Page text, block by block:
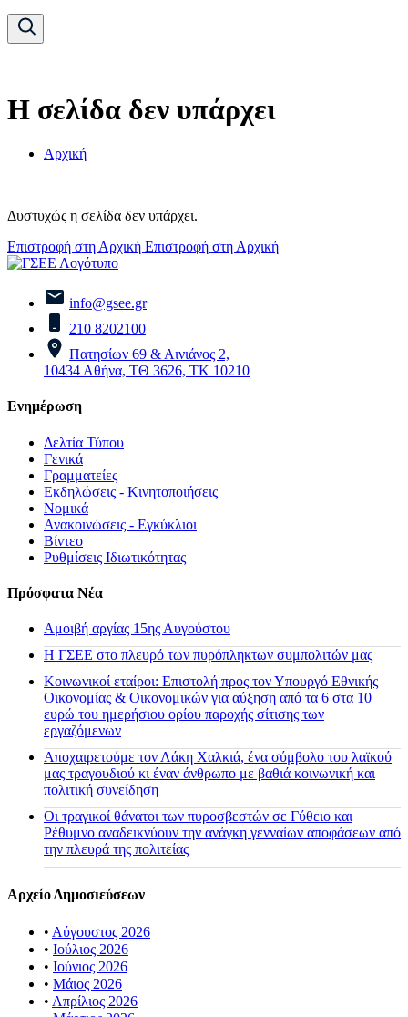
Η σελίδα δεν υπάρχει
Αρχική
Δυστυχώς η σελίδα δεν υπάρχει.
Επιστροφή στη Αρχική Επιστροφή στη Αρχική
info@gsee.gr
210 8202100
Πατησίων 69 & Αινιάνος 2,
10434 Αθήνα, ΤΘ 3626, ΤΚ 10210
Ενημέρωση
Δελτία Τύπου
Γενικά
Γραμματείες
Εκδηλώσεις - Κινητοποιήσεις
Νομικά
Ανακοινώσεις - Εγκύκλιοι
Βίντεο
Ρυθμίσεις Ιδιωτικότητας
Πρόσφατα Νέα
Αμοιβή αργίας 15ης Αυγούστου
H ΓΣΕΕ στο πλευρό των πυρόπληκτων συμπολιτών μας
Κοινωνικοί εταίροι: Επιστολή προς τον Υπουργό Εθνικής
Οικονομίας & Οικονομικών για αύξηση από τα 6 στα 10
ευρώ του ημερήσιου ορίου παροχής σίτισης των
εργαζόμενων
Αποχαιρετούμε τον Λάκη Χαλκιά, ένα σύμβολο του λαϊκού
μας τραγουδιού κι έναν άνθρωπο με βαθιά κοινωνική και
πολιτική συνείδηση
Οι τραγικοί θάνατοι των πυροσβεστών σε Γύθειο και
Ρέθυμνο αναδεικνύουν την ανάγκη γενναίων αποφάσεων από
την πλευρά της πολιτείας
Αρχείο Δημοσιεύσεων
• Αύγουστος 2026
• Ιούλιος 2026
• Ιούνιος 2026
• Μάιος 2026
• Απρίλιος 2026